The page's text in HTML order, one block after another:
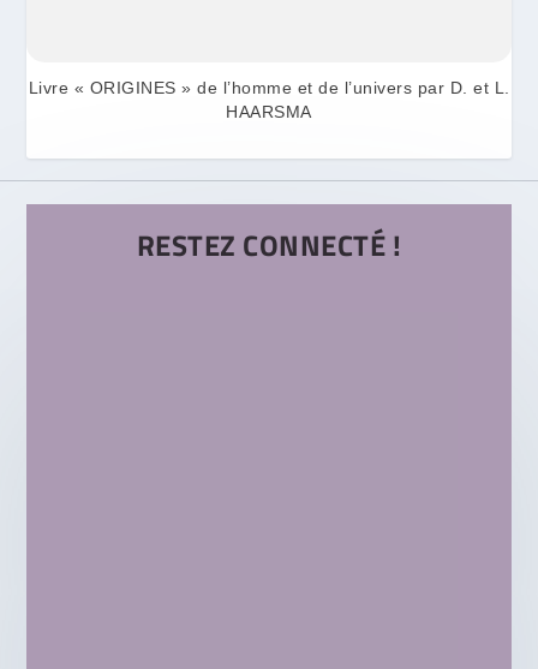
Livre « ORIGINES » de l’homme et de l’univers par D. et L.
HAARSMA
RESTEZ CONNECTÉ !